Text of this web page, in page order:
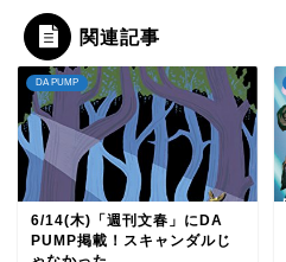
関連記事
DA PUMP
6/14(木)「週刊文春」にDA
PUMP掲載！スキャンダルじ